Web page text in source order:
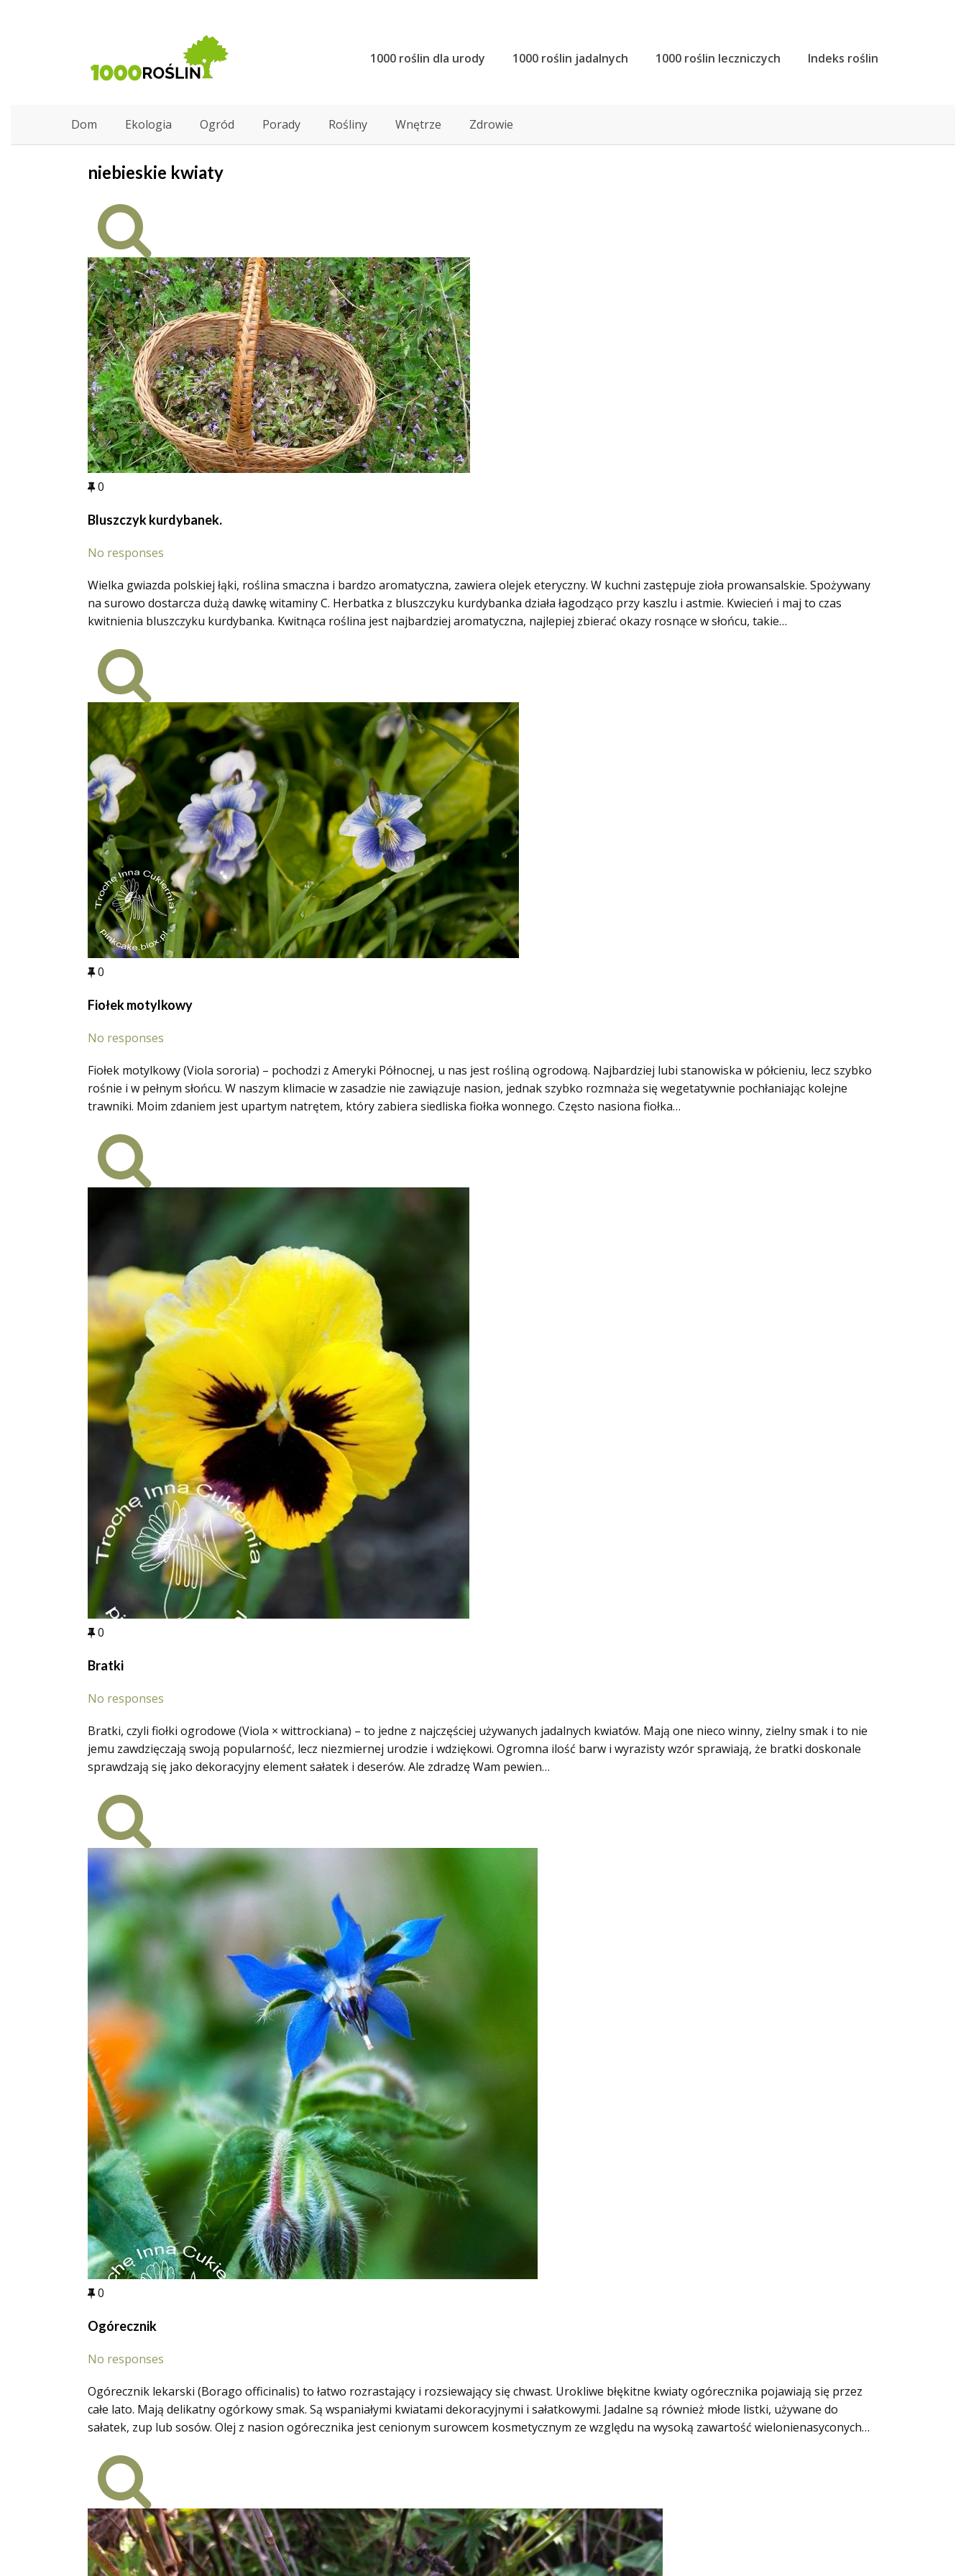
1000 roślin dla urody 1000 roślin jadalnych 1000 roślin leczniczych Indeks roślin
Dom Ekologia Ogród Porady Rośliny Wnętrze Zdrowie
niebieskie kwiaty
0
Bluszczyk kurdybanek.
No responses
Wielka gwiazda polskiej łąki, roślina smaczna i bardzo aromatyczna, zawiera olejek eteryczny. W kuchni zastępuje zioła prowansalskie. Spożywany
na surowo dostarcza dużą dawkę witaminy C. Herbatka z bluszczyku kurdybanka działa łagodząco przy kaszlu i astmie. Kwiecień i maj to czas
kwitnienia bluszczyku kurdybanka. Kwitnąca roślina jest najbardziej aromatyczna, najlepiej zbierać okazy rosnące w słońcu, takie…
0
Fiołek motylkowy
No responses
Fiołek motylkowy (Viola sororia) – pochodzi z Ameryki Północnej, u nas jest rośliną ogrodową. Najbardziej lubi stanowiska w półcieniu, lecz szybko
rośnie i w pełnym słońcu. W naszym klimacie w zasadzie nie zawiązuje nasion, jednak szybko rozmnaża się wegetatywnie pochłaniając kolejne
trawniki. Moim zdaniem jest upartym natrętem, który zabiera siedliska fiołka wonnego. Często nasiona fiołka…
0
Bratki
No responses
Bratki, czyli fiołki ogrodowe (Viola × wittrockiana) – to jedne z najczęściej używanych jadalnych kwiatów. Mają one nieco winny, zielny smak i to nie
jemu zawdzięczają swoją popularność, lecz niezmiernej urodzie i wdziękowi. Ogromna ilość barw i wyrazisty wzór sprawiają, że bratki doskonale
sprawdzają się jako dekoracyjny element sałatek i deserów. Ale zdradzę Wam pewien…
0
Ogórecznik
No responses
Ogórecznik lekarski (Borago officinalis) to łatwo rozrastający i rozsiewający się chwast. Urokliwe błękitne kwiaty ogórecznika pojawiają się przez
całe lato. Mają delikatny ogórkowy smak. Są wspaniałymi kwiatami dekoracyjnymi i sałatkowymi. Jadalne są również młode listki, używane do
sałatek, zup lub sosów. Olej z nasion ogórecznika jest cenionym surowcem kosmetycznym ze względu na wysoką zawartość wielonienasyconych…